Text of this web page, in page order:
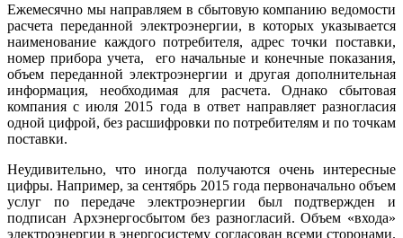
Ежемесячно мы направляем в сбытовую компанию ведомости
расчета переданной электроэнергии, в которых указывается
наименование каждого потребителя, адрес точки поставки,
номер прибора учета, его начальные и конечные показания,
объем переданной электроэнергии и другая дополнительная
информация, необходимая для расчета. Однако сбытовая
компания с июля 2015 года в ответ направляет разногласия
одной цифрой, без расшифровки по потребителям и по точкам
поставки.
Неудивительно, что иногда получаются очень интересные
цифры. Например, за сентябрь 2015 года первоначально объем
услуг по передаче электроэнергии был подтвержден и
подписан Архэнергосбытом без разногласий. Объем «входа»
электроэнергии в энергосистему согласован всеми сторонами.